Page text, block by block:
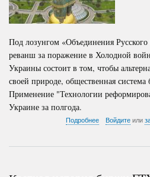
Под лозунгом «Объединения
реванш за поражение в Холодной
Украины состоит в том, чтобы
своей природе, общественная
Применение "Технологии
Украине за полгода.
Подробнее
победе
Войдите или